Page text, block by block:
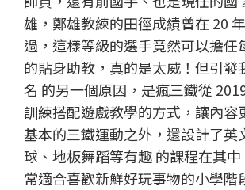
雄，鄭雄教練的田徑成績曾在 20
過，這樣等級的選手竟然可以擔任
的貼身助教，真的是太威！但引發
名 的另一個原因，是瘋三鐵從
訓練搭配遊戲教學的方式，讓內容
基本的三鐵運動之外，還設計了英
球、地板舞蹈等有趣 的課程在其
常適合喜歡新鮮好玩事物的小學階